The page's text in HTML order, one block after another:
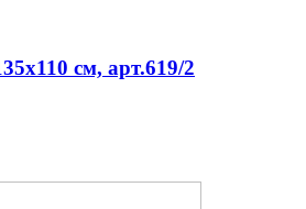
см, арт.619/2